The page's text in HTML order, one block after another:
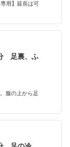
用】延長は可
足裏、ふ
服の上から足